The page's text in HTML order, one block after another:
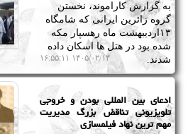
به گزارش کاراموند، نخستن
گروه زائرین ایرانی که شامگاه
۱۳اردیبهشت ماه رهسپار مکه
شده بود در هتل ها اسکان داده
شدند.
۱۴۰۵/۰۲/۱۴ ۱۶:۵۵:۱۱
ادعای بین المللی بودن و خروجی
تلویزیونی تناقض بزرگ مدیریت
مهم ترین نهاد فیلمسازی